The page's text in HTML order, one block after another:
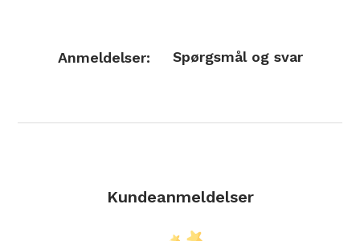
Anmeldelser: Spørgsmål og svar
Kundeanmeldelser